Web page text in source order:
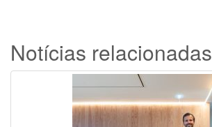
Notícias relacionadas